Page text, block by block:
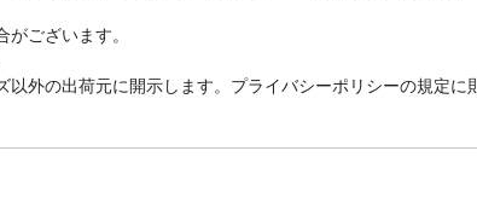
ございます。
外の出荷元に開示します。プライバシーポリシーの規定に